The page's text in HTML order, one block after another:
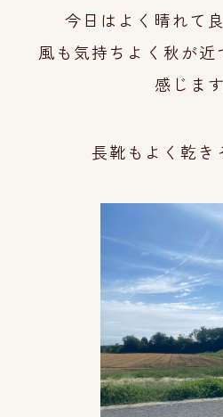
今日はよく晴れて
風も気持ちよ く秋が
感じま
長靴もよく乾き